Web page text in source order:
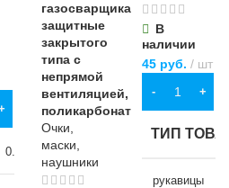
0.4 кг
газосварщика
защитные
закрытого
типа с
непрямой
вентиляцией,
поликарбонат
Очки,
маски,
наушники
В
наличии
45 руб. шт
В КОРЗИНУ
ТИП
рукавицы